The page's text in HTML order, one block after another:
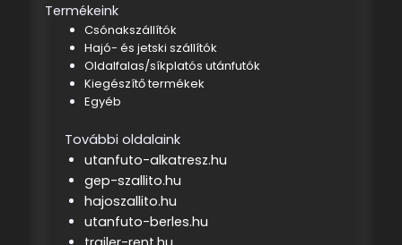
Termékeink
Csónakszállítók
Hajó- és jetski szállítók
Oldalfalas/síkplatós utánfutók
Kiegészítő termékek
Egyéb
További oldalaink
utanfuto-alkatresz.hu
gep-szallito.hu
hajoszallito.hu
utanfuto-berles.hu